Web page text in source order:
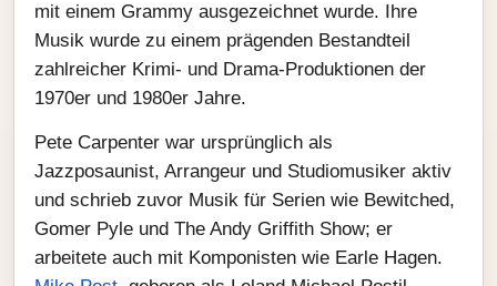
mit einem Grammy ausgezeichnet wurde. Ihre
Musik wurde zu einem prägenden Bestandteil
zahlreicher Krimi- und Drama-Produktionen der
1970er und 1980er Jahre.
Pete Carpenter war ursprünglich als
Jazzposaunist, Arrangeur und Studiomusiker aktiv
und schrieb zuvor Musik für Serien wie Bewitched,
Gomer Pyle und The Andy Griffith Show; er
arbeitete auch mit Komponisten wie Earle Hagen.